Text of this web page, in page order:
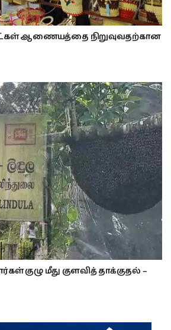
ஆணையத்தை நிறுவுவதற்கான
குழு மீது குளவித் தாக்குதல் –